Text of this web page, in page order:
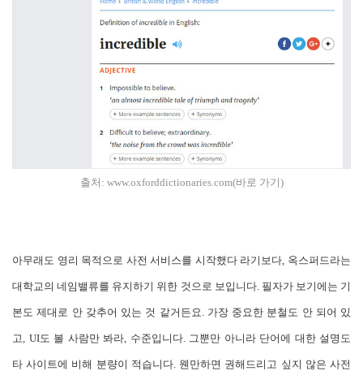
출처: www.oxforddictionaries.com(바로 가기)
아무래도 영리 목적으로 사전 서비스를 시작했다 라기보다, 옥스퍼드라는
대학교의 네임밸류를 유지하기 위한 것으로 보입니다. 필자가 보기에는 기
본도 제대로 안 갖추어 있는 것 같거든요. 가장 중요한 분철도 안 되어 있
고, UI도 볼 사람만 봐라, 수준입니다. 그뿐만 아니라 단어에 대한 설명도
타 사이트에 비해 분량이 적습니다. 웬만하면 권해드리고 싶지 않은 사전